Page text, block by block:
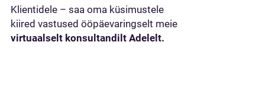
Klientidele – saa oma küsimustele
kiired vastused ööpäevaringselt meie
virtuaalselt konsultandilt Adelelt.